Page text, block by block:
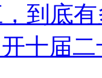
到底
十届